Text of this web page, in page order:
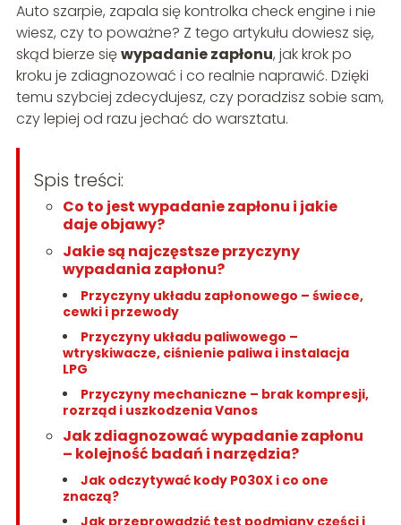
Auto szarpie, zapala się kontrolka check engine i nie
wiesz, czy to poważne? Z tego artykułu dowiesz się,
skąd bierze sięwypadanie zapłonu, jak krok po
kroku je zdiagnozować i co realnie naprawić. Dzięki
temu szybciej zdecydujesz, czy poradzisz sobie sam,
czy lepiej od razu jechać do warsztatu.
Spis treści:
Co to jest wypadanie zapłonu i jakie
daje objawy?
Jakie są najczęstsze przyczyny
wypadania zapłonu?
Przyczyny układu zapłonowego – świece,
cewki i przewody
Przyczyny układu paliwowego –
wtryskiwacze, ciśnienie paliwa i instalacja
LPG
Przyczyny mechaniczne – brak kompresji,
rozrząd i uszkodzenia Vanos
Jak zdiagnozować wypadanie zapłonu
– kolejność badań i narzędzia?
Jak odczytywać kody P030X i co one
znaczą?